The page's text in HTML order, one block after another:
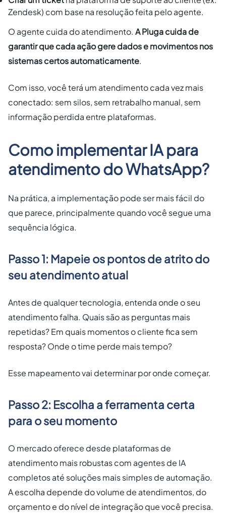
Zendesk) com base na resolução feita pelo agente.
O agente cuida do atendimento. A Pluga cuida de
garantir que cada ação gere dados e movimentos nos
sistemas certos automaticamente.
Com isso, você terá um atendimento cada vez mais
conectado: sem silos, sem retrabalho manual, sem
informação perdida entre plataformas.
Como implementar IA para
atendimento do WhatsApp?
Na prática, a implementação pode ser mais fácil do
que parece, principalmente quando você segue uma
sequência lógica.
Passo 1: Mapeie os pontos de atrito do
seu atendimento atual
Antes de qualquer tecnologia, entenda onde o seu
atendimento falha. Quais são as perguntas mais
repetidas? Em quais momentos o cliente fica sem
resposta? Onde o time perde mais tempo?
Esse mapeamento vai determinar por onde começar.
Passo 2: Escolha a ferramenta certa
para o seu momento
O mercado oferece desde plataformas de
atendimento mais robustas com agentes de IA
completos até soluções mais simples de automação.
A escolha depende do volume de atendimentos, do
orçamento e do nível de integração que você precisa.